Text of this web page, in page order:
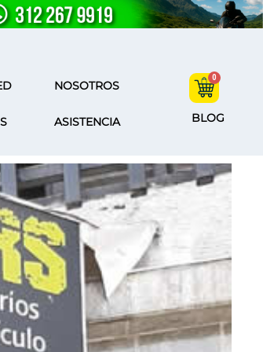
NOSOTROS
ASISTENCIA BLOG